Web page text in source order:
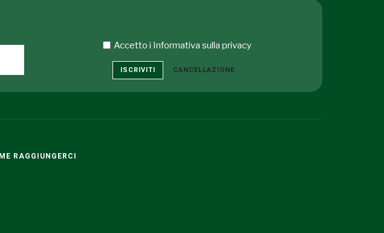
Accetto i Informativa sulla privacy
ISCRIVITI CANCELLAZIONE
RAGGIUNGERCI